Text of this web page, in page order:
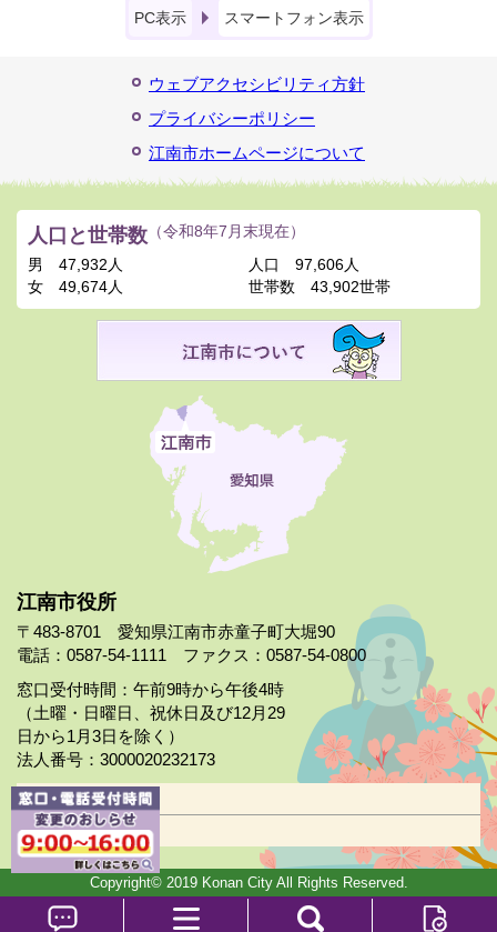
PC表示 スマートフォン表示
ウェブアクセシビリティ方針
プライバシーポリシー
江南市ホームページについて
江南市役所
〒483-8701 愛知県江南市赤童子町大堀90
電話：0587-54-1111 ファクス：0587-54-0800
窓口受付時間：午前9時から午後4時
（土曜・日曜日、祝休日及び12月29
日から1月3日を除く）
法人番号：3000020232173
市役所案内
日曜市役所
人口と世帯数 （令和8年7月末現在）
男
47,932人
女
49,674人
人口
97,606人
世帯数
43,902世帯
Copyright© 2019 Konan City All Rights Reserved.